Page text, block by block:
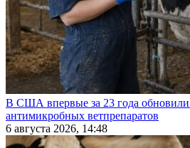
В США впервые за 23 года обновили
антимикробных ветпрепаратов
6 августа 2026, 14:48